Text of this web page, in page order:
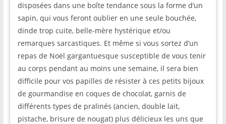
disposées dans une boîte tendance sous la forme d’un
sapin, qui vous feront oublier en une seule bouchée,
dinde trop cuite, belle-mère hystérique et/ou
remarques sarcastiques. Et même si vous sortez d’un
repas de Noël gargantuesque susceptible de vous tenir
au corps pendant au moins une semaine, il sera bien
difficile pour vos papilles de résister à ces petits bijoux
de gourmandise en coques de chocolat, garnis de
différents types de pralinés (ancien, double lait,
pistache, brisure de nougat) plus délicieux les uns que